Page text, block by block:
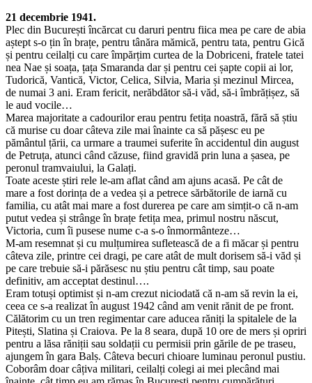
21 decembrie 1941.
Plec din București încărcat cu daruri pentru fiica mea pe care de abia
aștept s-o țin în brațe, pentru tânăra mămică, pentru tata, pentru Gică
și pentru ceilalți cu care împărțim curtea de la Dobriceni, fratele tatei
nea Nae și soața, țața Smaranda dar și pentru cei șapte copii ai lor,
Tudorică, Vantică, Victor, Celica, Silvia, Maria și mezinul Mircea,
de numai 3 ani. Eram fericit, nerăbdător să-i văd, să-i îmbrățișez, să
le aud vocile…
Marea majoritate a cadourilor erau pentru fetița noastră, fără să știu
că murise cu doar câteva zile mai înainte ca să pășesc eu pe
pământul țării, ca urmare a traumei suferite în accidentul din august
de Petruța, atunci când căzuse, fiind gravidă prin luna a șasea, pe
peronul tramvaiului, la Galați.
Toate aceste știri rele le-am aflat când am ajuns acasă. Pe cât de
mare a fost dorința de a vedea și a petrece sărbătorile de iarnă cu
familia, cu atât mai mare a fost durerea pe care am simțit-o că n-am
putut vedea și strânge în brațe fetița mea, primul nostru născut,
Victoria, cum îi pusese nume c-a s-o înmormânteze…
M-am resemnat și cu mulțumirea sufletească de a fi măcar și pentru
câteva zile, printre cei dragi, pe care atât de mult dorisem să-i văd și
pe care trebuie să-i părăsesc nu știu pentru cât timp, sau poate
definitiv, am acceptat destinul….
Eram totuși optimist și n-am crezut niciodată că n-am să revin la ei,
ceea ce s-a realizat în august 1942 când am venit rănit de pe front.
Călătorim cu un tren regimentar care aducea răniți la spitalele de la
Pitești, Slatina și Craiova. Pe la 8 seara, după 10 ore de mers și opriri
pentru a lăsa răniții sau soldații cu permisii prin gările de pe traseu,
ajungem în gara Balș. Câteva becuri chioare luminau peronul pustiu.
Coborâm doar câțiva militari, ceilalți colegi ai mei plecând mai